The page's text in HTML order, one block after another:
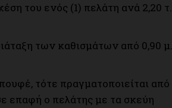
του ενός (1) πελάτη ανά 2,20
των καθισμάτων από 0,90
τότε πραγματοποιείται από
επαφή ο πελάτης με τα σκεύη